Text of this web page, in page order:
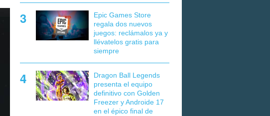
Epic Games Store
regala dos nuevos
juegos: reclámalos ya y
llévatelos gratis para
siempre
Dragon Ball Legends
presenta el equipo
definitivo con Golden
Freezer y Androide 17
en el épico final de